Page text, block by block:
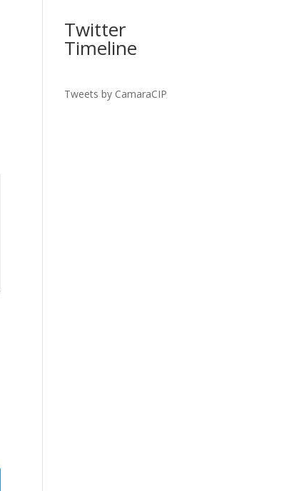
Twitter
Timeline
Tweets by CamaraCIP